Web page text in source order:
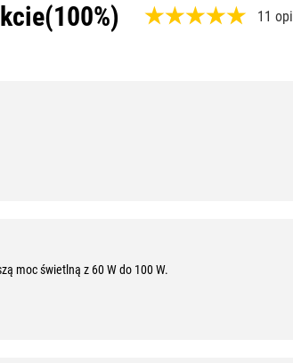
(100%) 11
moc świetlną z 60 W do 100 W.